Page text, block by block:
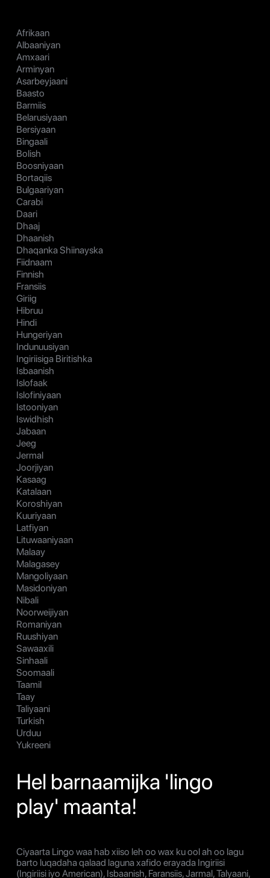
Afrikaan
Albaaniyan
Amxaari
Arminyan
Asarbeyjaani
Baasto
Barmiis
Belarusiyaan
Bersiyaan
Bingaali
Bolish
Boosniyaan
Bortaqiis
Bulgaariyan
Carabi
Daari
Dhaaj
Dhaanish
Dhaqanka Shiinayska
Fiidnaam
Finnish
Fransiis
Giriig
Hibruu
Hindi
Hungeriyan
Indunuusiyan
Ingiriisiga Biritishka
Isbaanish
Islofaak
Islofiniyaan
Istooniyan
Iswidhish
Jabaan
Jeeg
Jermal
Joorjiyan
Kasaag
Katalaan
Koroshiyan
Kuuriyaan
Latfiyan
Lituwaaniyaan
Malaay
Malagasey
Mangoliyaan
Masidoniyan
Nibali
Noorweijiyan
Romaniyan
Ruushiyan
Sawaaxili
Sinhaali
Soomaali
Taamil
Taay
Taliyaani
Turkish
Urduu
Yukreeni
Hel barnaamijka 'lingo
play' maanta!
Ciyaarta Lingo waa hab xiiso leh oo wax ku ool ah oo lagu
barto luqadaha qalaad laguna xafido erayada Ingiriisi
(Ingiriisi iyo American), Isbaanish, Faransiis, Jarmal, Talyaani,